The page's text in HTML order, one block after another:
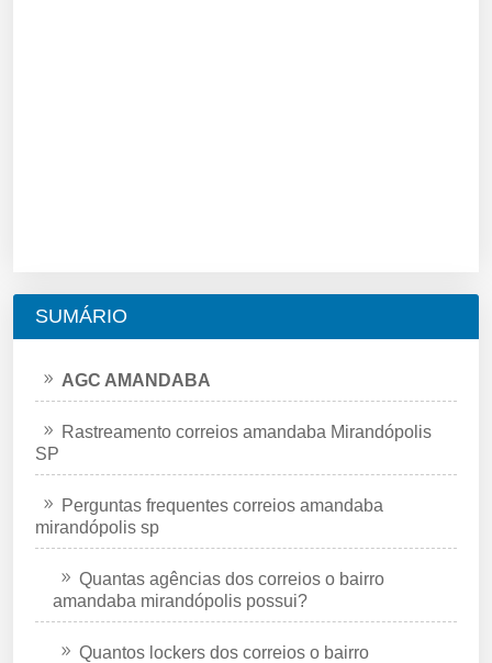
SUMÁRIO
AGC AMANDABA
Rastreamento correios amandaba Mirandópolis
SP
Perguntas frequentes correios amandaba
mirandópolis sp
Quantas agências dos correios o bairro
amandaba mirandópolis possui?
Quantos lockers dos correios o bairro